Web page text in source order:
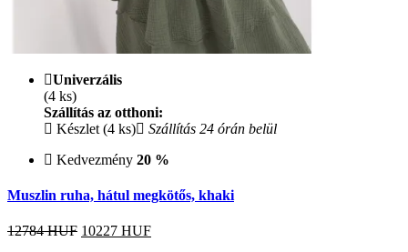
Univerzális
(4 ks)
Szállítás az otthoni:
Készlet (4 ks)
Szállítás 24 órán belül
Kedvezmény 20 %
Muszlin ruha, hátul megkötős, khaki
12784 HUF 10227 HUF